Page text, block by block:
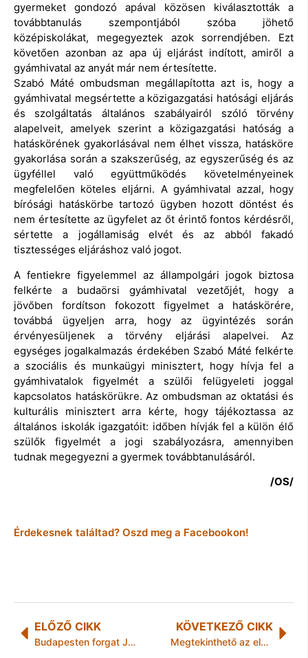
gyermeket gondozó apával közösen kiválasztották a
továbbtanulás szempontjából szóba jöhető
középiskolákat, megegyeztek azok sorrendjében. Ezt
követően azonban az apa új eljárást indított, amiről a
gyámhivatal az anyát már nem értesítette.
Szabó Máté ombudsman megállapította azt is, hogy a
gyámhivatal megsértette a közigazgatási hatósági eljárás
és szolgáltatás általános szabályairól szóló törvény
alapelveit, amelyek szerint a közigazgatási hatóság a
hatáskörének gyakorlásával nem élhet vissza, hatásköre
gyakorlása során a szakszerűség, az egyszerűség és az
ügyféllel való együttműködés követelményeinek
megfelelően köteles eljárni. A gyámhivatal azzal, hogy
bírósági hatáskörbe tartozó ügyben hozott döntést és
nem értesítette az ügyfelet az őt érintő fontos kérdésről,
sértette a jogállamiság elvét és az abból fakadó
tisztességes eljáráshoz való jogot.
A fentiekre figyelemmel az állampolgári jogok biztosa
felkérte a budaörsi gyámhivatal vezetőjét, hogy a
jövőben fordítson fokozott figyelmet a hatáskörére,
továbbá ügyeljen arra, hogy az ügyintézés során
érvényesüljenek a törvény eljárási alapelvei. Az
egységes jogalkalmazás érdekében Szabó Máté felkérte
a szociális és munkaügyi minisztert, hogy hívja fel a
gyámhivatalok figyelmét a szülői felügyeleti joggal
kapcsolatos hatáskörükre. Az ombudsman az oktatási és
kulturális minisztert arra kérte, hogy tájékoztassa az
általános iskolák igazgatóit: időben hívják fel a külön élő
szülők figyelmét a jogi szabályozásra, amennyiben
tudnak megegyezni a gyermek továbbtanulásáról.
/OS/
Érdekesnek találtad? Oszd meg a Facebookon!
ELŐZŐ CIKK
Budapesten forgat Jean Reno
KÖVETKEZŐ CIKK
Megtekinthető az előzetes vizsgálati dokumentáció